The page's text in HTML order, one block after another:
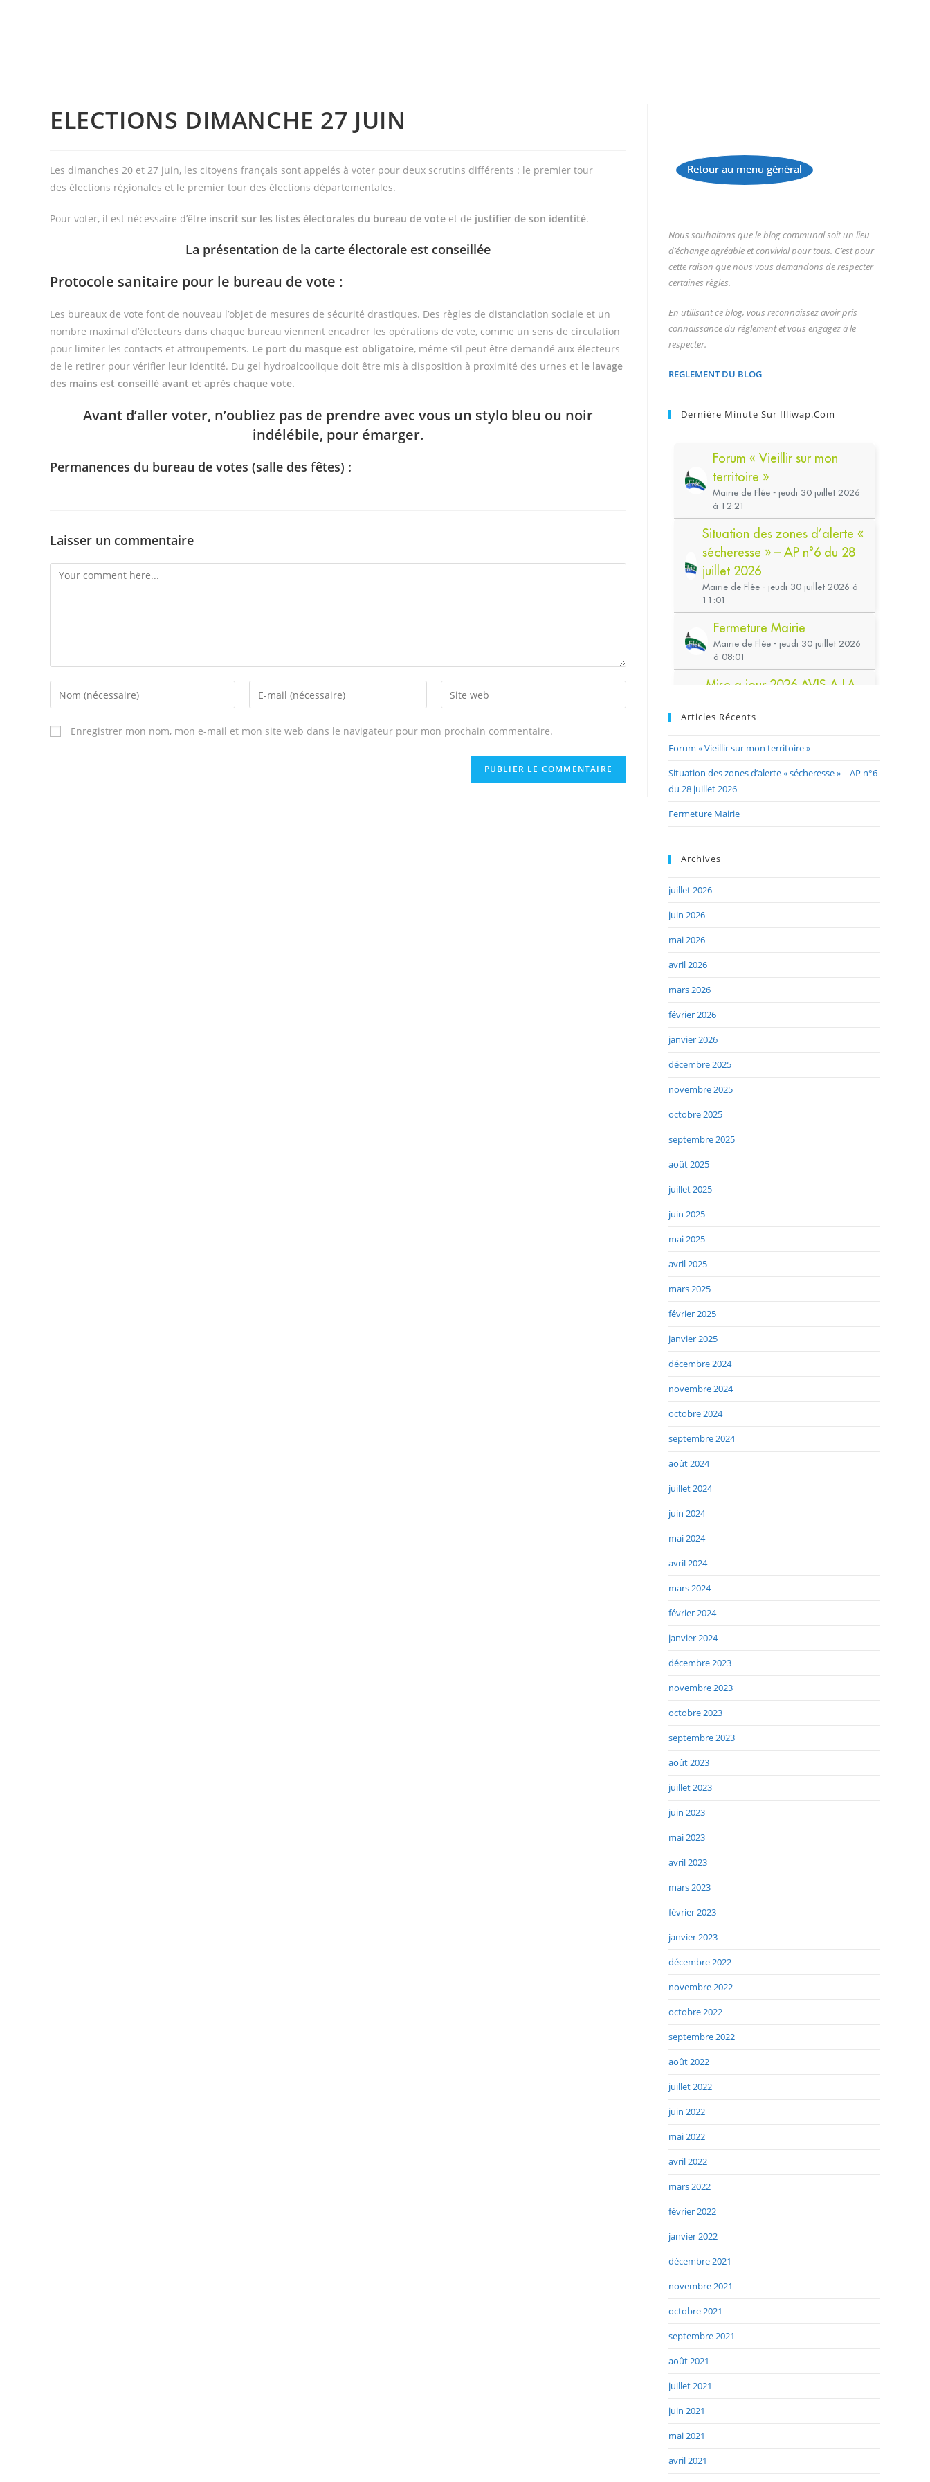
ELECTIONS DIMANCHE 27 JUIN
Les dimanches 20 et 27 juin, les citoyens français sont appelés à voter pour deux scrutins différents : le premier tour
des élections régionales et le premier tour des élections départementales.
Pour voter, il est nécessaire d’être inscrit sur les listes électorales du bureau de vote et de justifier de son identité.
La présentation de la carte électorale est conseillée
Protocole sanitaire pour le bureau de vote :
Les bureaux de vote font de nouveau l’objet de mesures de sécurité drastiques. Des règles de distanciation sociale et un
nombre maximal d’électeurs dans chaque bureau viennent encadrer les opérations de vote, comme un sens de circulation
pour limiter les contacts et attroupements. Le port du masque est obligatoire, même s’il peut être demandé aux électeurs
de le retirer pour vérifier leur identité. Du gel hydroalcoolique doit être mis à disposition à proximité des urnes et le lavage
des mains est conseillé avant et après chaque vote.
Avant d’aller voter, n’oubliez pas de prendre avec vous un stylo bleu ou noir
indélébile, pour émarger.
Permanences du bureau de votes (salle des fêtes) :
Laisser un commentaire
Enregistrer mon nom, mon e-mail et mon site web dans le navigateur pour mon prochain commentaire.
Retour au menu général
...
Nous souhaitons que le blog communal soit un lieu
d’échange agréable et convivial pour tous. C’est pour
cette raison que nous vous demandons de respecter
certaines règles.
En utilisant ce blog, vous reconnaissez avoir pris
connaissance du règlement et vous engagez à le
respecter.
REGLEMENT DU BLOG
Dernière Minute Sur Illiwap.com
Articles Récents
Forum « Vieillir sur mon territoire »
Situation des zones d’alerte « sécheresse » – AP n°6
du 28 juillet 2026
Fermeture Mairie
Archives
juillet 2026
juin 2026
mai 2026
avril 2026
mars 2026
février 2026
janvier 2026
décembre 2025
novembre 2025
octobre 2025
septembre 2025
août 2025
juillet 2025
juin 2025
mai 2025
avril 2025
mars 2025
février 2025
janvier 2025
décembre 2024
novembre 2024
octobre 2024
septembre 2024
août 2024
juillet 2024
juin 2024
mai 2024
avril 2024
mars 2024
février 2024
janvier 2024
décembre 2023
novembre 2023
octobre 2023
septembre 2023
août 2023
juillet 2023
juin 2023
mai 2023
avril 2023
mars 2023
février 2023
janvier 2023
décembre 2022
novembre 2022
octobre 2022
septembre 2022
août 2022
juillet 2022
juin 2022
mai 2022
avril 2022
mars 2022
février 2022
janvier 2022
décembre 2021
novembre 2021
octobre 2021
septembre 2021
août 2021
juillet 2021
juin 2021
mai 2021
avril 2021